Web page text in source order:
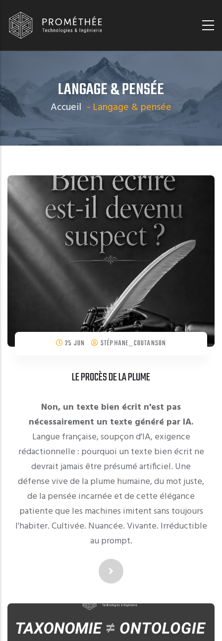
contenu
principal
LANGAGE & PENSÉE
Accueil - Langage & pensée
25 JUN STÉPHANE_COUTANSON
LE PROCÈS DE LA PLUME
Non, un texte bien écrit n'est pas
nécessairement un texte généré par IA.
Langue française, soupçon d'IA, exigence
rédactionnelle : pourquoi un texte bien écrit ne
devrait jamais être présumé artificiel. Une
défense vive de la plume humaine, du mot juste,
de la pensée incarnée et de cette élégance
patiente que les machines imitent sans toujours
l'habiter. Cultivée. Nuancée. Vivante. Irréductible
au prompt.